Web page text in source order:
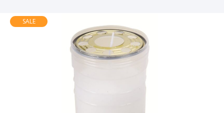
απευθύνεται μόνο σε εμπόρους
SALE